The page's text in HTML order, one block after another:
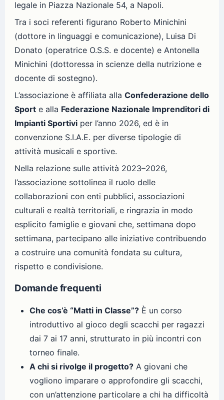
legale in Piazza Nazionale 54, a Napoli.
Tra i soci referenti figurano Roberto Minichini
(dottore in linguaggi e comunicazione), Luisa Di
Donato (operatrice O.S.S. e docente) e Antonella
Minichini (dottoressa in scienze della nutrizione e
docente di sostegno).
L’associazione è affiliata alla Confederazione dello
Sport e alla Federazione Nazionale Imprenditori di
Impianti Sportivi per l’anno 2026, ed è in
convenzione S.I.A.E. per diverse tipologie di
attività musicali e sportive.
Nella relazione sulle attività 2023–2026,
l’associazione sottolinea il ruolo delle
collaborazioni con enti pubblici, associazioni
culturali e realtà territoriali, e ringrazia in modo
esplicito famiglie e giovani che, settimana dopo
settimana, partecipano alle iniziative contribuendo
a costruire una comunità fondata su cultura,
rispetto e condivisione.
Domande frequenti
Che cos’è “Matti in Classe”? È un corso
introduttivo al gioco degli scacchi per ragazzi
dai 7 ai 17 anni, strutturato in più incontri con
torneo finale.
A chi si rivolge il progetto? A giovani che
vogliono imparare o approfondire gli scacchi,
con un’attenzione particolare a chi ha difficoltà